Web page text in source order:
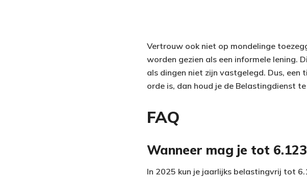
Vertrouw ook niet op mondelinge
worden gezien als een informele lening.
als dingen niet zijn vastgelegd. Dus,
orde is, dan houd je de Belastingdienst
FAQ
Wanneer mag je tot
In 2025 kun je jaarlijks belastingvrij tot